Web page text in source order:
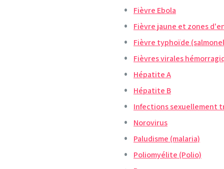
Fièvre Ebola
Fièvre jaune et zones
Fièvre typhoïde
Fièvres virales
Hépatite A
Hépatite B
Infections sexuellement
Norovirus
Paludisme (malaria)
Poliomyélite (Polio)